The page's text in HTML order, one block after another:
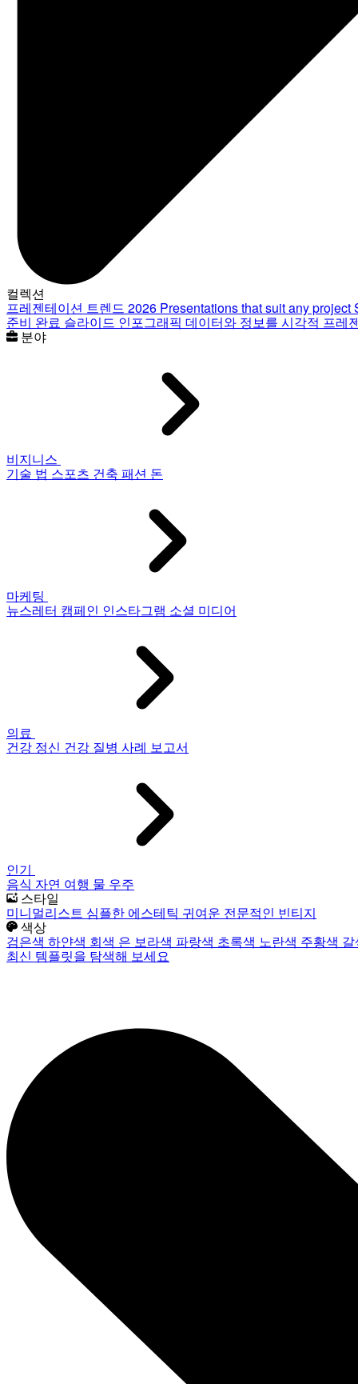
컬렉션
프레젠테이션 트렌드 2026 Presentations that suit any project
준비 완료 슬라이드 인포그래픽 데이터와 정보를 시각적 프레
분야
비지니스
기술 법 스포츠 건축 패션 돈
마케팅
뉴스레터 캠페인 인스타그램 소셜 미디어
의료
건강 정신 건강 질병 사례 보고서
인기
음식 자연 여행 물 우주
스타일
미니멀리스트 심플한 에스테틱 귀여운 전문적인 빈티지
색상
검은색 하얀색 회색 은 보라색 파랑색 초록색 노란색 주황색
최신 템플릿을 탐색해 보세요